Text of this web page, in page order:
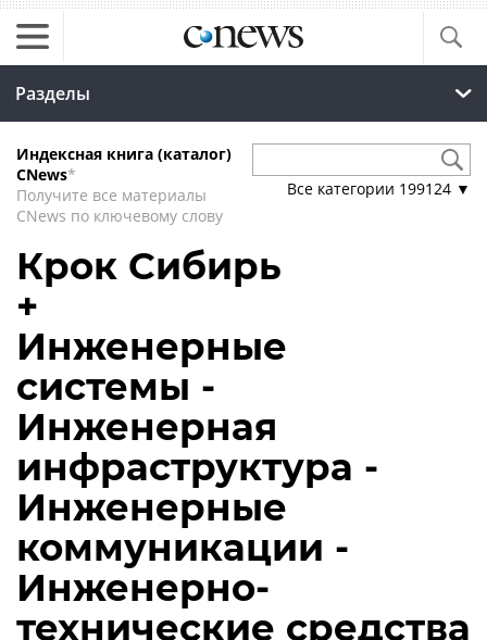
Разделы
Индексная книга (каталог)
CNews*
Получите все материалы
CNews по ключевому слову
Все категории 199124 ▼
Крок Сибирь
+
Инженерные
системы -
Инженерная
инфраструктура -
Инженерные
коммуникации -
Инженерно-
технические средства